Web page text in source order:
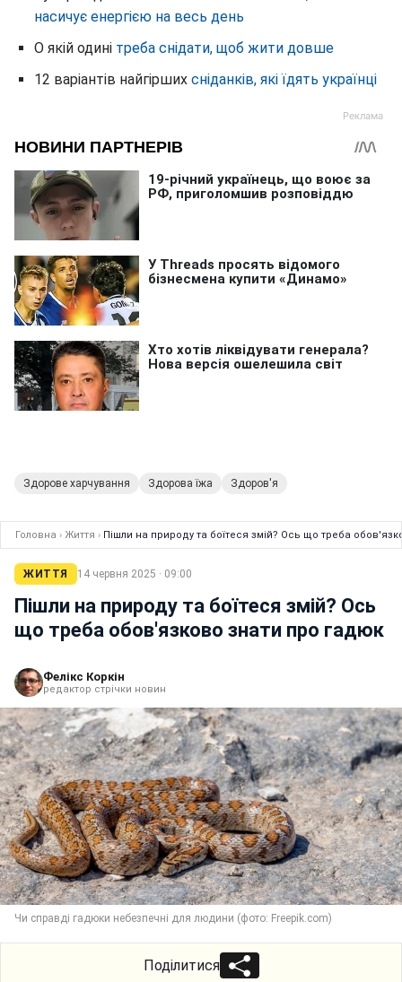
насичує енергією на весь день
О якій одині треба снідати, щоб жити довше
12 варіантів найгірших сніданків, які їдять українці
Здорове харчування Здорова їжа Здоров'я
Головна › Життя › Пішли на природу та боїтеся змій? Ось що треба
ЖИТТЯ 14 червня 2025 · 09:00
Пішли на природу та боїтеся змій? Ось
що треба обов'язково знати про гадюк
Фелікс Коркін
редактор стрічки новин
Чи справді гадюки небезпечні для людини (фото: Freepik.com)
Поділитися